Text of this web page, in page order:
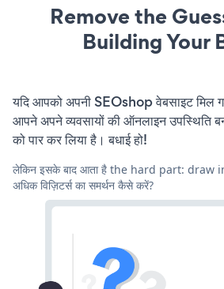
Remove the
Building Your
यदि आपको अपनी SEOshop वेबसाइट मिल
आपने अपने व्यवसायों की ऑनलाइन उपस्थिति
को पार कर लिया है। बधाई हो!
लेकिन इसके बाद आता है the hard part:
अधिक विज़िटर्स का समर्थन कैसे करें?